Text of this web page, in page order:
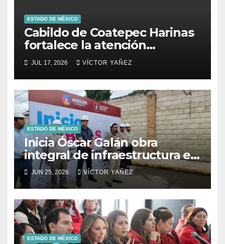
ESTADO DE MÉXICO
Cabildo de Coatepec Harinas
fortalece la atención
ciudadana y la toma de
decisiones
JUL 17, 2026 VÍCTOR YAÑEZ
ESTADO DE MÉXICO
Inicia Óscar Galán obra
integral de infraestructura en
Prolongación León Guzmán
JUN 25, 2026 VÍCTOR YAÑEZ
ESTADO DE MÉXICO